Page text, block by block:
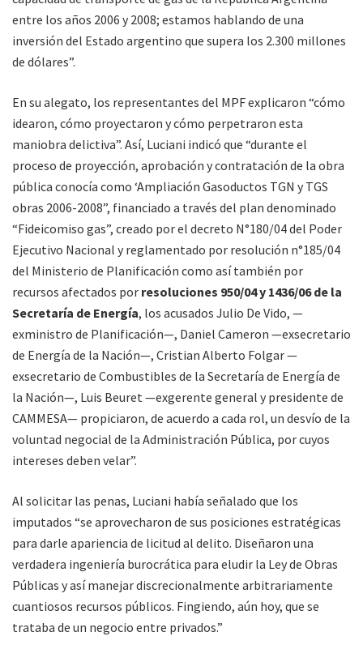
entre los años 2006 y 2008; estamos hablando de una
inversión del Estado argentino que supera los 2.300 millones
de dólares”.
En su alegato, los representantes del MPF explicaron “cómo
idearon, cómo proyectaron y cómo perpetraron esta
maniobra delictiva”. Así, Luciani indicó que “durante el
proceso de proyección, aprobación y contratación de la obra
pública conocía como ‘Ampliación Gasoductos TGN y TGS
obras 2006-2008”, financiado a través del plan denominado
“Fideicomiso gas”, creado por el decreto N°180/04 del Poder
Ejecutivo Nacional y reglamentado por resolución n°185/04
del Ministerio de Planificación como así también por
recursos afectados por resoluciones 950/04 y 1436/06 de la
Secretaría de Energía, los acusados Julio De Vido, —
exministro de Planificación—, Daniel Cameron —exsecretario
de Energía de la Nación—, Cristian Alberto Folgar —
exsecretario de Combustibles de la Secretaría de Energía de
la Nación—, Luis Beuret —exgerente general y presidente de
CAMMESA— propiciaron, de acuerdo a cada rol, un desvío de la
voluntad negocial de la Administración Pública, por cuyos
intereses deben velar”.
Al solicitar las penas, Luciani había señalado que los
imputados “se aprovecharon de sus posiciones estratégicas
para darle apariencia de licitud al delito. Diseñaron una
verdadera ingeniería burocrática para eludir la Ley de Obras
Públicas y así manejar discrecionalmente arbitrariamente
cuantiosos recursos públicos. Fingiendo, aún hoy, que se
trataba de un negocio entre privados.”